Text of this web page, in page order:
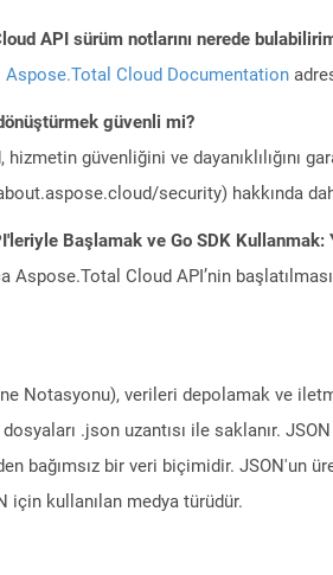
API sürüm notlarını nerede
Aspose.Total Cloud Documentation
güvenli mi?
güvenliğini ve dayanıklılığını
security) hakkında
Başlamak ve Go SDK Kullanmak:
Aspose.Total Cloud API’nin
Notasyonu), verileri depolamak ve
.json uzantısı ile saklanır.
bağımsız bir veri biçimidir. JSON'un
için kullanılan medya türüdür.